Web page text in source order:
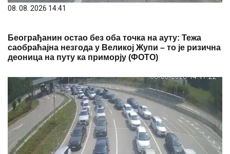
08. 08. 2026 14:41
Београђанин остао без оба точка на ауту: Тежа
саобраћајна незгода у Великој Жупи – то је ризична
деоница на путу ка приморју (ФОТО)